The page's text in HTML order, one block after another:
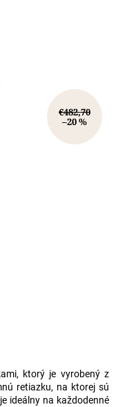
€482,70
–20 %
ktorý je vyrobený z
retiazku, na ktorej sú
ideálny na každodenné